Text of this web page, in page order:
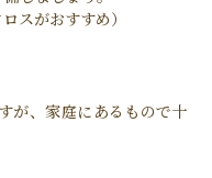
スがおすすめ）
が、家庭にあるもので十